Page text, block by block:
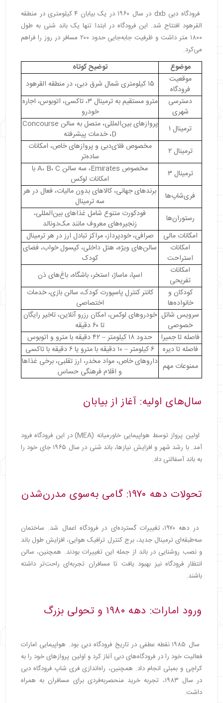
・ صرافی فرودگاه دبی
・ امکانات تجاری و کنفرانس
・ تسهیلات ویژه برای مسافران کم‌توان
・تفریحات فرودگاه دبی (DXB)
・استراحت در سالن‌های ویژه
・تجربه آرامش و زیبایی
・فضاهای اختصاصی برای استراحت و خواب
・سرگرمی برای کودکان
مراحل خروج از فرودگاه دبی
・آمادگی قبل از سفر
・عبور از بازرسی امنیتی
・توصیه‌های فرهنگی و اجتماعی
・لیست ممنوعات فرودگاه دبی
・۱. داروها و مواد مخدر
・۲. محدودیت‌های پول نقد و ارز
・۳. اقلام ممنوعه
・ ۴. محدودیت‌های غذایی
・ ۵. اقلام مجاز بدون گمرک
・۶. اقلام نیازمند مجوز خاص
・ راهنمای خرید از فری شاپ فرودگاه دبی
・فری شاپ کجاست و چه کالاهایی ارائه می‌دهد؟
・از جمله کالاهایی که می‌توانید خریداری کنید:
・امکانات خرید آنلاین فری شاپ دبی
・ چگونه کالاهای خود را پیش سفارش دهیم؟
・روش‌های پرداخت در فری شاپ دبی
・محدودیت‌های خرید و معافیت گمرکی
・نکات مهم برای خرید از فری شاپ دبی
・ تجربه خرید در فری شاپ دبی
・ سرویس شاتل فرودگاه دبی
・فاصله فرودگاه دبی تا جمیرا
・ حقایق جالب درباره فرودگاه
فرودگاه دبی dxb در سال ۱۹۶۰ در یک بیابان ۴ کیلومتری در منطقه
القرهود افتتاح شد. این فرودگاه در ابتدا تنها یک باند شنی به طول
۱۸۰۰ متر داشت و ظرفیت جابه‌جایی حدود ۲۰۰ مسافر در روز را فراهم
می‌کرد.
موضوع
توضیح کوتاه
موقعیت
فرودگاه
۱۵ کیلومتری شمال شرق دبی، در منطقه القرهود
دسترسی
شهری
مترو مستقیم به ترمینال ۳، تاکسی، اتوبوس، اجاره
خودرو
ترمینال ۱
پروازهای بین‌المللی، متصل به سالن Concourse
D، خدمات پیشرفته
ترمینال ۲
مخصوص فلای‌دبی و پروازهای خاص، امکانات
ساده‌تر
ترمینال ۳
مخصوص Emirates، سه سالن A، B، C با
امکانات لوکس
فری‌شاپ‌ها
برندهای جهانی، کالاهای بدون مالیات، فعال در هر
سه ترمینال
رستوران‌ها
فودکورت متنوع شامل غذاهای بین‌المللی،
زنجیره‌های معروف مانند مک‌دونالد
امکانات مالی
صرافی، خودپرداز، مراکز تبادل ارز در هر ترمینال
امکانات
استراحت
سالن‌های ویژه، هتل داخلی، کپسول خواب، فضای
کودک
امکانات
تفریحی
اسپا، ماساژ، استخر، باشگاه، باغ‌های ذن
کودکان و
خانواده‌ها
کانتر کنترل پاسپورت کودک، سالن بازی، خدمات
اختصاصی
سرویس شاتل
خصوصی
خودروهای لوکس، امکان رزرو آنلاین، تاخیر رایگان
تا ۶۰ دقیقه
فاصله تا جمیرا
حدود ۱۸ کیلومتر – ۴۲ دقیقه با مترو و اتوبوس
فاصله تا دیره
۶ کیلومتر – ۱۰ دقیقه با مترو یا ۶ دقیقه با تاکسی
ممنوعات مهم داروهای خاص، مواد مخدر، ارز تقلبی، برخی غذاها
و اقلام فرهنگی حساس
سال‌های اولیه: آغاز از بیابان
اولین پرواز توسط هواپیمایی خاورمیانه (MEA) در این فرودگاه فرود
آمد. با رشد شهر و افزایش نیازها، باند شنی در سال ۱۹۶۵ جای خود را
به باند آسفالتی داد.
تحولات دهه ۱۹۷۰: گامی به‌سوی مدرن‌شدن
در دهه ۱۹۷۰، تغییرات گسترده‌ای در فرودگاه اعمال شد. ساختمان
سه‌طبقه‌ای ترمینال جدید، برج کنترل ترافیک هوایی، افزایش طول باند
و نصب روشنایی در باند از جمله این تغییرات بودند. همچنین، سالن
انتظار فرودگاه نیز بهبود یافت تا مسافران تجربه‌ای راحت‌تر داشته
باشند.
ورود امارات: دهه ۱۹۸۰ و تحولی بزرگ
سال ۱۹۸۵ نقطه عطفی در تاریخ فرودگاه دبی بود. هواپیمایی امارات
فعالیت خود را در فرودگاه‌های دبی آغاز کرد و اولین پروازهای خود را به
کراچی و بمبئی انجام داد. همچنین، راه‌اندازی فری شاپ فرودگاه دبی
در سال ۱۹۸۳، تجربه خرید منحصربه‌فردی برای مسافران به همراه
داشت.